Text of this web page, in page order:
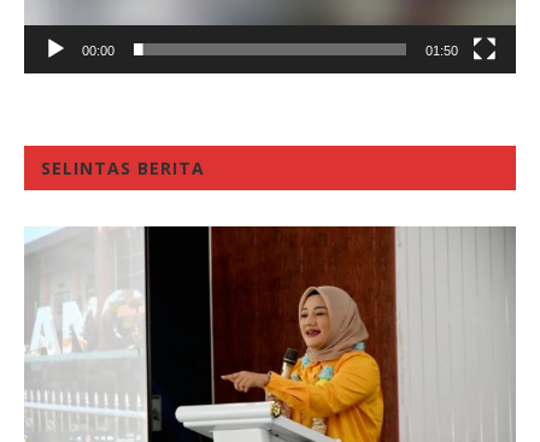
00:00 01:50
SELINTAS BERITA